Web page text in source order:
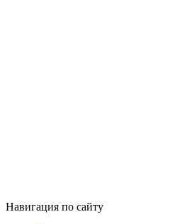
Навигация по сайту